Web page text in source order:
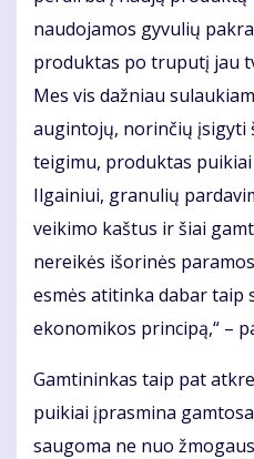
naudojamos gyvulių
produktas po truputį jau
Mes vis dažniau
augintojų, norinčių įsigyti
teigimu, produktas
Ilgainiui, granulių
veikimo kaštus ir šiai
nereikės išorinės
esmės atitinka dabar taip
ekonomikos principą,“ –
Gamtininkas taip pat
puikiai įprasmina
saugoma ne nuo